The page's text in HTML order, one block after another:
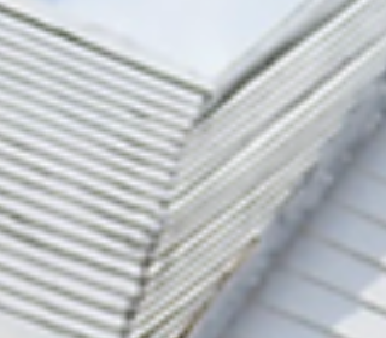
resistente del mercado. Se acerca el Día
del Padre y todos buscamos lo mismo: un
regalo que no termine guardado en un
cajón. En HONOR sabemos que hoy los
papás están más conectados que nunca,
ya sea trabajando, viajando o capturando
los momentos familia